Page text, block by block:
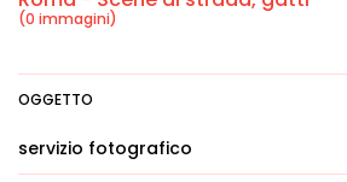
(0 immagini)
OGGETTO
servizio fotografico